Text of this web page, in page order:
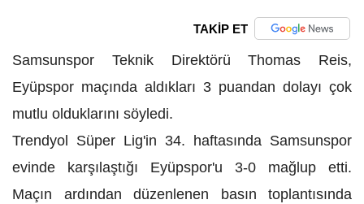
TAKİP ET
Samsunspor Teknik Direktörü Thomas Reis,
Eyüpspor maçında aldıkları 3 puandan dolayı çok
mutlu olduklarını söyledi.
Trendyol Süper Lig'in 34. haftasında Samsunspor
evinde karşılaştığı Eyüpspor'u 3-0 mağlup etti.
Maçın ardından düzenlenen basın toplantısında